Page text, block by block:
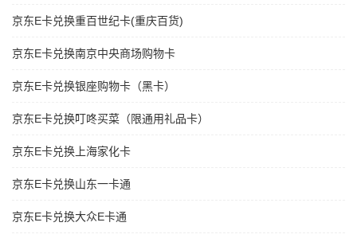
京东E卡兑换重百世纪卡(重庆百货)
京东E卡兑换南京中央商场购物卡
京东E卡兑换银座购物卡（黑卡）
京东E卡兑换叮咚买菜（限通用礼品卡）
京东E卡兑换上海家化卡
京东E卡兑换山东一卡通
京东E卡兑换大众E卡通